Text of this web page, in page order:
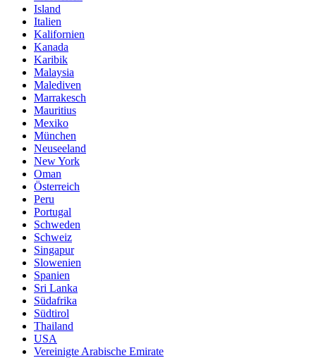
Island
Italien
Kalifornien
Kanada
Karibik
Malaysia
Malediven
Marrakesch
Mauritius
Mexiko
München
Neuseeland
New York
Oman
Österreich
Peru
Portugal
Schweden
Schweiz
Singapur
Slowenien
Spanien
Sri Lanka
Südafrika
Südtirol
Thailand
USA
Vereinigte Arabische Emirate